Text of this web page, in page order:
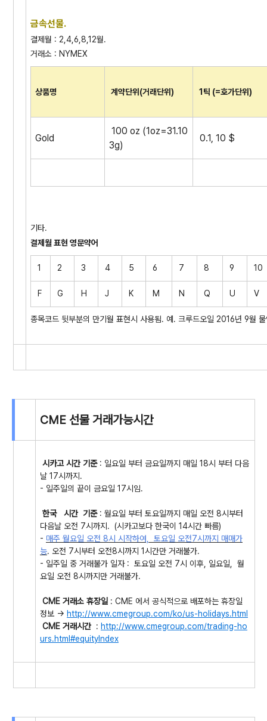
금속선물.
결제월 : 2,4,6,8,12월.
거래소 : NYMEX
상품명 계약단위(거래단위) 1틱 (=호가단위)
Gold
100 oz (1oz=31.10
3g)
0.1, 10 $
기타.
결제월 표현 영문약어
1 2 3 4 5 6 7 8 9 10
F G H J K M N Q U V
종목코드 뒷부분의 만기월 표현시 사용됨. 예. 크루드오일 2016년 9월
CME 선물 거래가능시간
시카고 시간 기준: 일요일 부터 금요일까지 매일 18시 부터 다음
날 17시까지.
- 일주일의 끝이 금요일 17시임.
한국 시간 기준: 월요일 부터 토요일까지 매일 오전 8시부터
다음날 오전 7시까지. (시카고보다 한국이 14시간 빠름)
- 매주 월요일 오전 8시 시작하여,
토요일 오전7시까지 매매가
능. 오전 7시부터 오전8시까지 1시간만 거래불가.
- 일주일 중 거래불가 일자 : 토요일 오전 7시 이후, 일요일, 월
요일 오전 8시까지만 거래불가.
CME 거래소 휴장일 : CME 에서 공식적으로 배포하는 휴장일
정보 -> http://www.cmegroup.com/ko/us-holidays.html
CME 거래시간 : http://www.cmegroup.com/trading-ho
urs.html#equityIndex